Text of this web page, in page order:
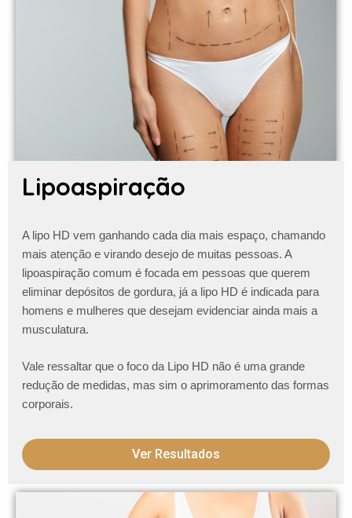
Lipoaspiração
A lipo HD vem ganhando cada dia mais espaço, chamando
mais atenção e virando desejo de muitas pessoas. A
lipoaspiração comum é focada em pessoas que querem
eliminar depósitos de gordura, já a lipo HD é indicada para
homens e mulheres que desejam evidenciar ainda mais a
musculatura.
Vale ressaltar que o foco da Lipo HD não é uma grande
redução de medidas, mas sim o aprimoramento das formas
corporais.
Ver Resultados